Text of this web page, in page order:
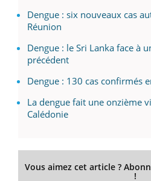
Dengue : six nouveaux cas
Réunion
Dengue : le Sri Lanka face à
précédent
Dengue : 130 cas confirmés
La dengue fait une onzième
Calédonie
Vous aimez cet article ?
!